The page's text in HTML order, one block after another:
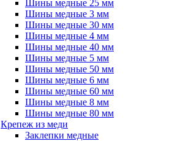
Шины медные 25 мм
Шины медные 3 мм
Шины медные 30 мм
Шины медные 4 мм
Шины медные 40 мм
Шины медные 5 мм
Шины медные 50 мм
Шины медные 6 мм
Шины медные 60 мм
Шины медные 8 мм
Шины медные 80 мм
Крепеж из меди
Заклепки медные